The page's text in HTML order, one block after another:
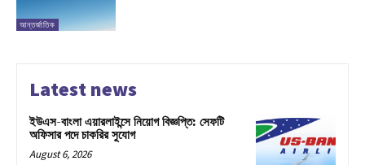
আন্তর্জাতিক
Latest news
ইউএস-বাংলা এয়ারলাইন্সে নিয়োগ বিজ্ঞপ্তি: সেফটি
অফিসার পদে চাকরির সুযোগ
August 6, 2026